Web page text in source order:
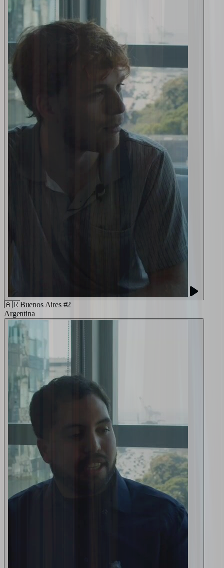
🇦🇷Buenos Aires #2
Argentina